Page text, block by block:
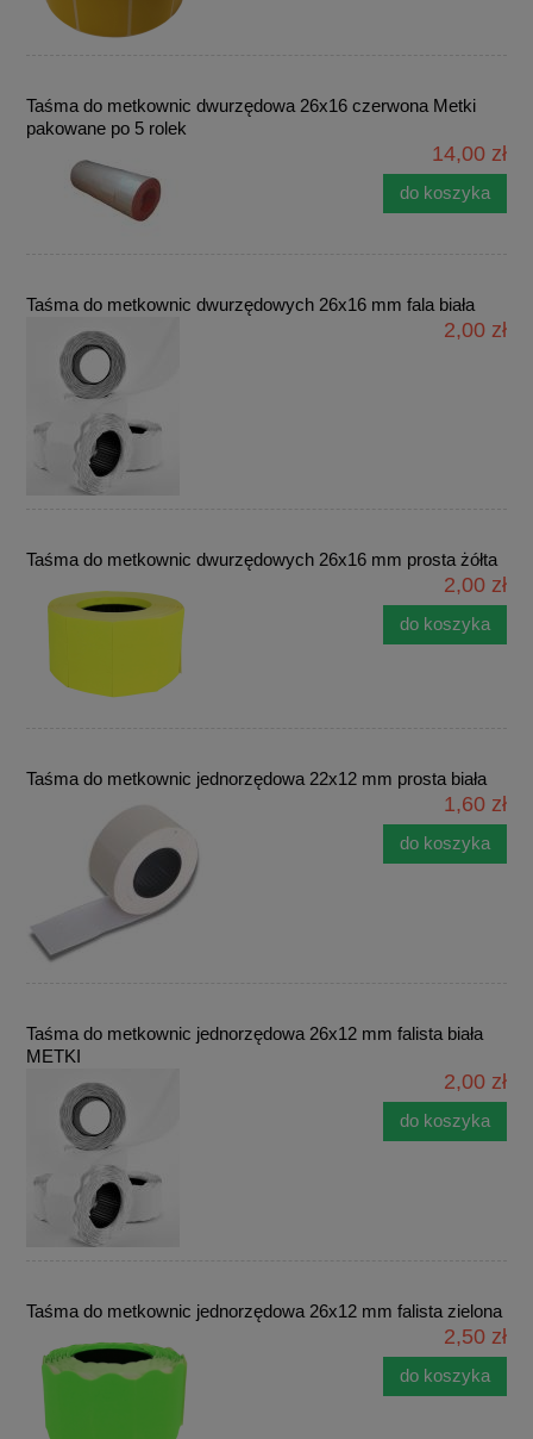
Taśma do metkownic dwurzędowa 26x16 czerwona Metki
pakowane po 5 rolek
14,00 zł
do koszyka
Taśma do metkownic dwurzędowych 26x16 mm fala biała
2,00 zł
Taśma do metkownic dwurzędowych 26x16 mm prosta żółta
2,00 zł
do koszyka
Taśma do metkownic jednorzędowa 22x12 mm prosta biała
1,60 zł
do koszyka
Taśma do metkownic jednorzędowa 26x12 mm falista biała
METKI
2,00 zł
do koszyka
Taśma do metkownic jednorzędowa 26x12 mm falista zielona
2,50 zł
do koszyka